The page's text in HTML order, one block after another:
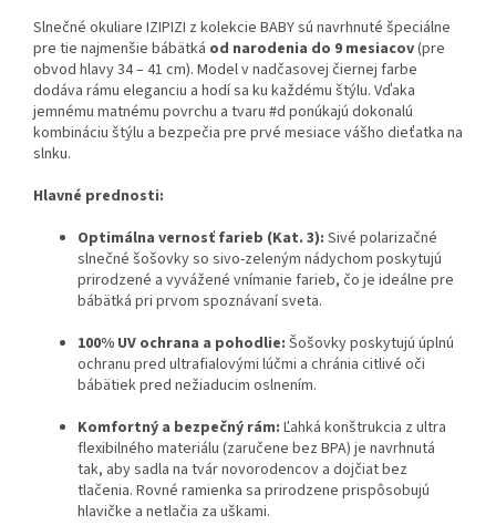
Slnečné okuliare IZIPIZI z kolekcie BABY sú navrhnuté špeciálne
pre tie najmenšie bábätká od narodenia do 9 mesiacov(pre
obvod hlavy 34 – 41 cm). Model v nadčasovej čiernej farbe
dodáva rámu eleganciu a hodí sa ku každému štýlu. Vďaka
jemnému matnému povrchu a tvaru #d ponúkajú dokonalú
kombináciu štýlu a bezpečia pre prvé mesiace vášho dieťatka na
slnku.
Hlavné prednosti:
Optimálna vernosť farieb (Kat. 3): Sivé polarizačné
slnečné šošovky so sivo-zeleným nádychom poskytujú
prirodzené a vyvážené vnímanie farieb, čo je ideálne pre
bábätká pri prvom spoznávaní sveta.
100% UV ochrana a pohodlie: Šošovky poskytujú úplnú
ochranu pred ultrafialovými lúčmi a chránia citlivé oči
bábätiek pred nežiaducim oslnením.
Komfortný a bezpečný rám: Ľahká konštrukcia z ultra
flexibilného materiálu (zaručene bez BPA) je navrhnutá
tak, aby sadla na tvár novorodencov a dojčiat bez
tlačenia. Rovné ramienka sa prirodzene prispôsobujú
hlavičke a netlačia za uškami.